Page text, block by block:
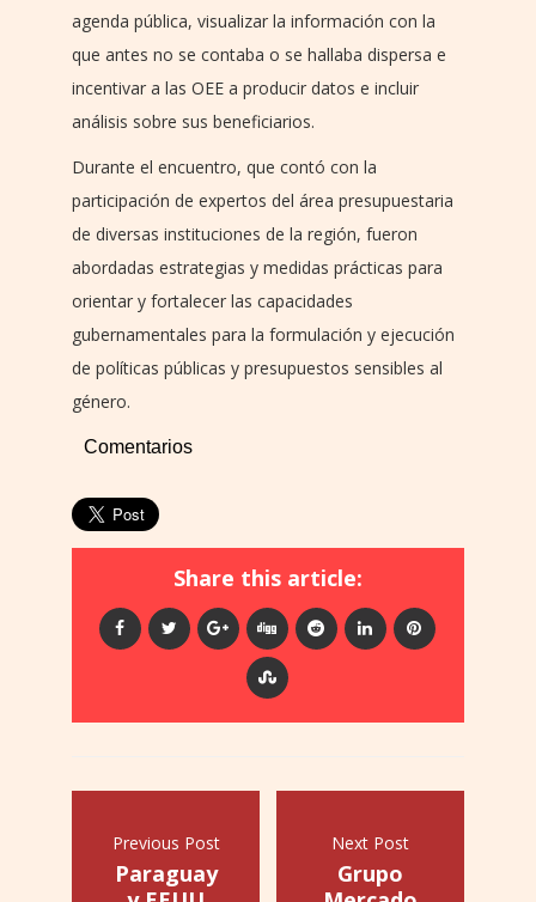
agenda pública, visualizar la información con la
que antes no se contaba o se hallaba dispersa e
incentivar a las OEE a producir datos e incluir
análisis sobre sus beneficiarios.
Durante el encuentro, que contó con la
participación de expertos del área presupuestaria
de diversas instituciones de la región, fueron
abordadas estrategias y medidas prácticas para
orientar y fortalecer las capacidades
gubernamentales para la formulación y ejecución
de políticas públicas y presupuestos sensibles al
género.
Comentarios
Share this article:
Previous Post
Paraguay
Next Post
Grupo